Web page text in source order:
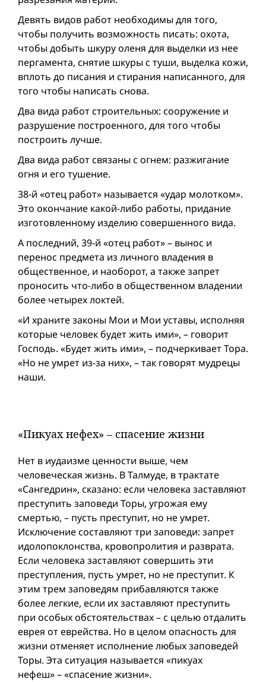
Девять видов работ необходимы для того,
чтобы получить возможность писать: охота,
чтобы добыть шкуру оленя для выделки из нее
пергамента, снятие шкуры с туши, выделка кожи,
вплоть до писания и стирания написанного, для
того чтобы написать снова.
Два вида работ строительных: сооружение и
разрушение построенного, для того чтобы
построить лучше.
Два вида работ связаны с огнем: разжигание
огня и его тушение.
38-й «отец работ» называется «удар молотком».
Это окончание какой-либо работы, придание
изготовленному изделию совершенного вида.
А последний, 39-й «отец работ» – вынос и
перенос предмета из личного владения в
общественное, и наоборот, а также запрет
проносить что-либо в общественном владении
более четырех локтей.
«И храните законы Мои и Мои уставы, исполняя
которые человек будет жить ими», – говорит
Господь. «Будет жить ими», – подчеркивает Тора.
«Но не умрет из-за них», – так говорят мудрецы
наши.
«Пикуах нефех» – спасение жизни
Нет в иудаизме ценности выше, чем
человеческая жизнь. В Талмуде, в трактате
«Сангедрин», сказано: если человека заставляют
преступить заповеди Торы, угрожая ему
смертью, – пусть преступит, но не умрет.
Исключение составляют три заповеди: запрет
идолопоклонства, кровопролития и разврата.
Если человека заставляют совершить эти
преступления, пусть умрет, но не преступит. К
этим трем заповедям прибавляются также
более легкие, если их заставляют преступить
при особых обстоятельствах – с целью отдалить
еврея от еврейства. Но в целом опасность для
жизни отменяет исполнение любых заповедей
Торы. Эта ситуация называется «пикуах
нефеш» – «спасение жизни».